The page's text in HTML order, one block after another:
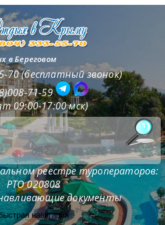
в Береговом
70 (бесплатный звонок)
71-59
09:00-17:00 мск)
реестре туроператоров:
РТО 020808
документы
навигация